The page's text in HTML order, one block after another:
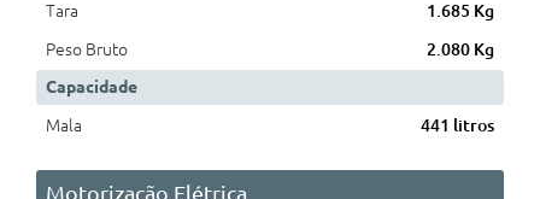
Tara
1.685 Kg
Peso Bruto
2.080 Kg
Capacidade
Mala
441 litros
Motorização Elétrica